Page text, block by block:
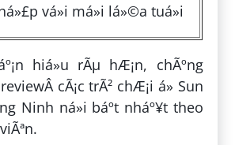
vá»i má»i lá»©a tuá»i
hiá»u rÃµ hÆ¡n, chÃºng
cÃ¡c trÃ² chÆ¡i á» Sun
Ninh ná»i báº­t nháº¥t theo